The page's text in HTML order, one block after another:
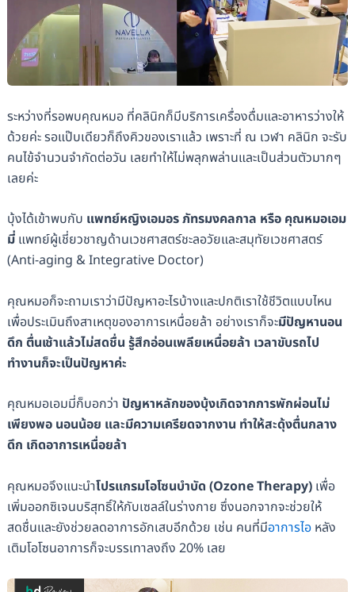
ระหว่างที่รอพบคุณหมอ ที่คลินิกก็มีบริการเครื่องดื่มและอาหารว่างให้
ด้วยค่ะ รอแป๊บเดียวก็ถึงคิวของเราแล้ว เพราะที่ ณ เวฬา คลินิก จะรับ
คนไข้จำนวนจำกัดต่อวัน เลยทำให้ไม่พลุกพล่านและเป็นส่วนตัวมากๆ
เลยค่ะ
บุ้งได้เข้าพบกับ แพทย์หญิงเอมอร ภัทรมงคลกาล หรือ คุณหมอเอม
มี่แพทย์ผู้เชี่ยวชาญด้านเวชศาสตร์ชะลอวัยและสมุทัยเวชศาสตร์
(Anti-aging & Integrative Doctor)
คุณหมอก็จะถามเราว่ามีปัญหาอะไรบ้างและปกติเราใช้ชีวิตแบบไหน
เพื่อประเมินถึงสาเหตุของอาการเหนื่อยล้า อย่างเราก็จะมีปัญหานอน
ดึก ตื่นเช้าแล้วไม่สดชื่น รู้สึกอ่อนเพลียเหนื่อยล้า เวลาขับรถไป
ทำงานก็จะเป็นปัญหาค่ะ
คุณหมอเอมมี่ก็บอกว่า ปัญหาหลักของบุ้งเกิดจากการพักผ่อนไม่
เพียงพอ นอนน้อย และมีความเครียดจากงาน ทำให้สะดุ้งตื่นกลาง
ดึก เกิดอาการเหนื่อยล้า
คุณหมอจึงแนะนำโปรแกรมโอโซนบำบัด (Ozone Therapy)เพื่อ
เพิ่มออกซิเจนบริสุทธิ์ให้กับเซลล์ในร่างกาย ซึ่งนอกจากจะช่วยให้
สดชื่นและยังช่วยลดอาการอักเสบอีกด้วย เช่น คนที่มีอาการไอหลัง
เติมโอโซนอาการก็จะบรรเทาลงถึง 20% เลย